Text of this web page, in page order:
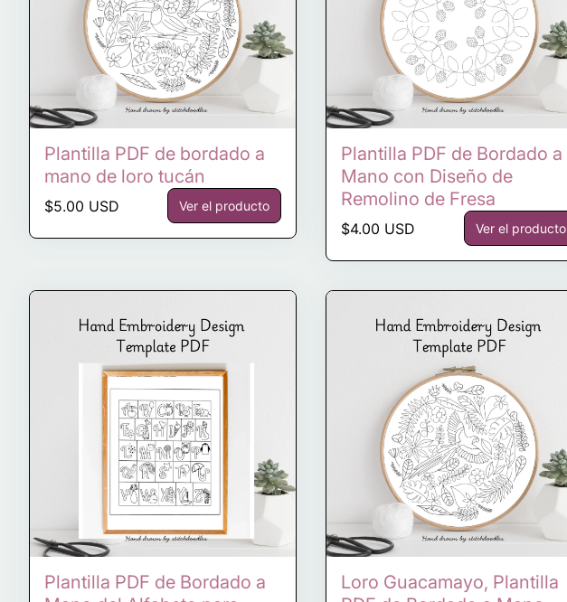
Plantilla PDF de bordado a
mano de loro tucán
Precio normal
$5.00 USD Ver el producto
Plantilla PDF de Bordado a
Mano con Diseño de
Remolino de Fresa
Precio normal
$4.00 USD Ver el producto
Plantilla PDF de Bordado a
Loro Guacamayo, Plantilla